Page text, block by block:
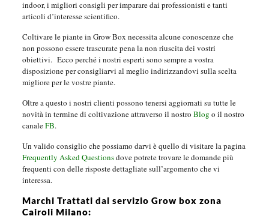
indoor, i migliori consigli per imparare dai professionisti e tanti
articoli d’interesse scientifico.
Coltivare le piante in Grow Box necessita alcune conoscenze che
non possono essere trascurate pena la non riuscita dei vostri
obiettivi. Ecco perché i nostri esperti sono sempre a vostra
disposizione per consigliarvi al meglio indirizzandovi sulla scelta
migliore per le vostre piante.
Oltre a questo i nostri clienti possono tenersi aggiornati su tutte le
novità in termine di coltivazione attraverso il nostro Blog o il nostro
canaleFB.
Un valido consiglio che possiamo darvi è quello di visitare la pagina
Frequently Asked Questionsdove potrete trovare le domande più
frequenti con delle risposte dettagliate sull’argomento che vi
interessa.
Marchi Trattati dal servizio Grow box zona
Cairoli Milano: